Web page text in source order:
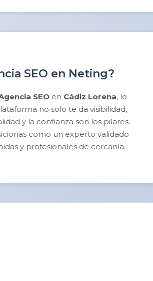
SEO en Neting?
SEO en Cádiz Lorena, lo
no solo te da visibilidad,
y la confianza son los pilares.
como un experto validado
y profesionales de cercanía.